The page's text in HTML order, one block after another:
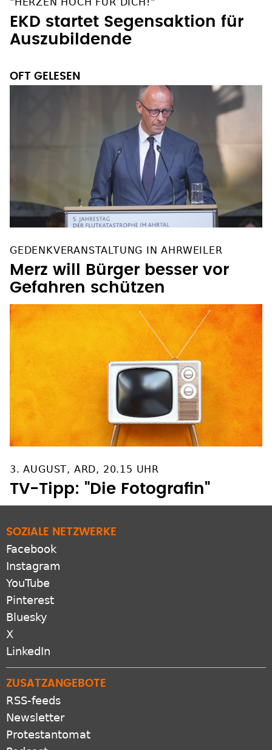
EKD startet Segensaktion für
Auszubildende
OFT GELESEN
GEDENKVERANSTALTUNG IN AHRWEILER
Merz will Bürger besser vor
Gefahren schützen
3. AUGUST, ARD, 20.15 UHR
TV-Tipp: "Die Fotografin"
SOZIALE NETZWERKE
Facebook
Instagram
YouTube
Pinterest
Bluesky
X
LinkedIn
ZUSATZANGEBOTE
RSS-feeds
Newsletter
Protestantomat